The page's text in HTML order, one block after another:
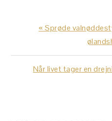
Previous
« Sprøde
Next
Når livet tager en